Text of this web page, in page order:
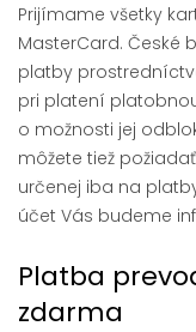
Prijímame všetky
MasterCard. České
platby
pri platení
o možnosti jej
môžete tiež
určenej iba na
účet Vás budeme
Platba
zdarma